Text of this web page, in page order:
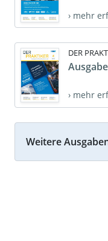
› mehr
DER
› mehr
Weitere